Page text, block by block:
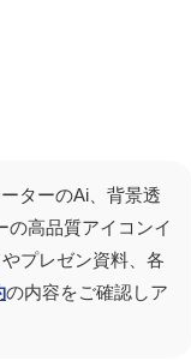
ターのAi、背景透
の高品質アイコンイ
プレゼン資料、各
の内容をご確認しア